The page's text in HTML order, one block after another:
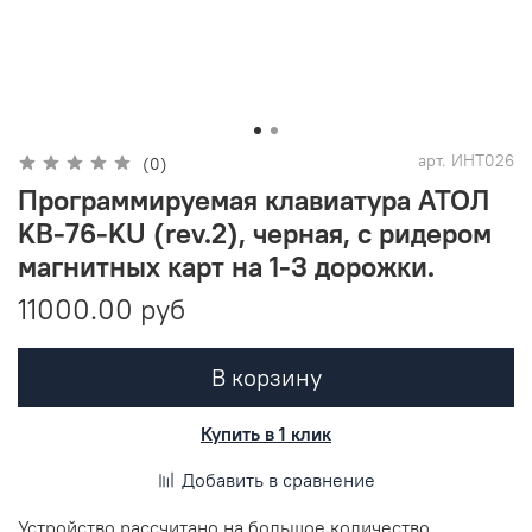
(0) арт. ИНТ026
Программируемая клавиатура АТОЛ
KB-76-KU (rev.2), черная, с ридером
магнитных карт на 1-3 дорожки.
11000.00 руб
В корзину
Купить в 1 клик
Добавить в сравнение